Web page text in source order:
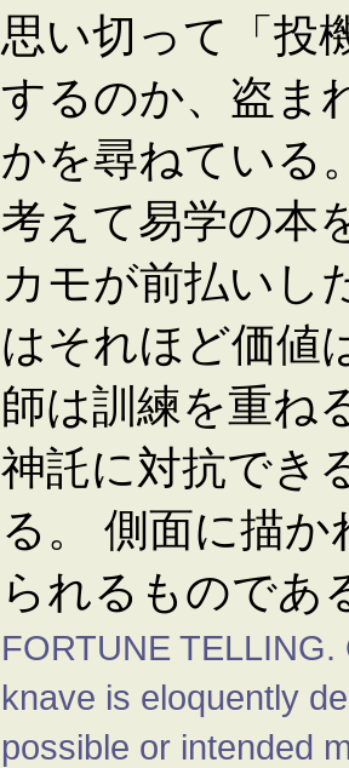
思い切って「投
するのか、盗ま
かを尋ねている
考えて易学の本
カモが前払いし
はそれほど価値
師は訓練を重ね
神託に対抗でき
る。 側面に描
られるものであ
FORTUNE
knave is eloquently
possible or intended